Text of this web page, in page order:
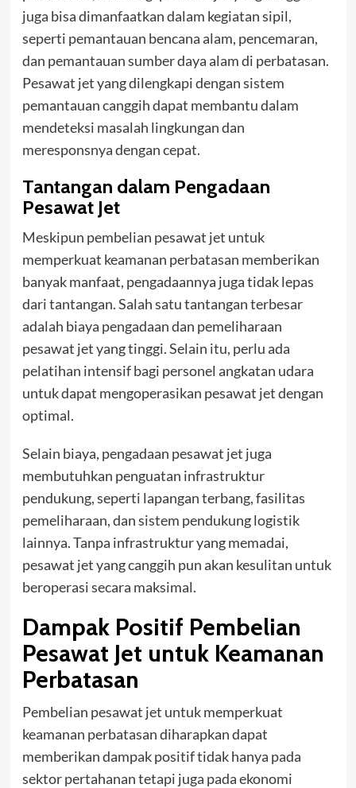
juga bisa dimanfaatkan dalam kegiatan sipil,
seperti pemantauan bencana alam, pencemaran,
dan pemantauan sumber daya alam di perbatasan.
Pesawat jet yang dilengkapi dengan sistem
pemantauan canggih dapat membantu dalam
mendeteksi masalah lingkungan dan
meresponsnya dengan cepat.
Tantangan dalam Pengadaan
Pesawat Jet
Meskipun pembelian pesawat jet untuk
memperkuat keamanan perbatasan memberikan
banyak manfaat, pengadaannya juga tidak lepas
dari tantangan. Salah satu tantangan terbesar
adalah biaya pengadaan dan pemeliharaan
pesawat jet yang tinggi. Selain itu, perlu ada
pelatihan intensif bagi personel angkatan udara
untuk dapat mengoperasikan pesawat jet dengan
optimal.
Selain biaya, pengadaan pesawat jet juga
membutuhkan penguatan infrastruktur
pendukung, seperti lapangan terbang, fasilitas
pemeliharaan, dan sistem pendukung logistik
lainnya. Tanpa infrastruktur yang memadai,
pesawat jet yang canggih pun akan kesulitan untuk
beroperasi secara maksimal.
Dampak Positif Pembelian
Pesawat Jet untuk Keamanan
Perbatasan
Pembelian pesawat jet untuk memperkuat
keamanan perbatasan diharapkan dapat
memberikan dampak positif tidak hanya pada
sektor pertahanan tetapi juga pada ekonomi